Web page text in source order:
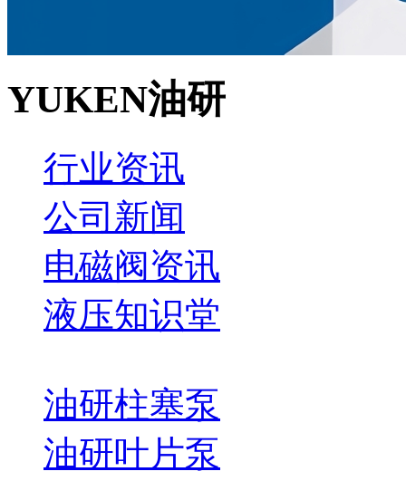
YUKEN油研
行业资讯
公司新闻
电磁阀资讯
液压知识堂
油研柱塞泵
油研叶片泵